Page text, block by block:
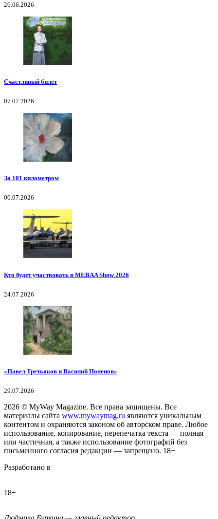
26.06.2026
Счастливый билет
07.07.2026
За 101 километром
06.07.2026
Кто будет участвовать в MEBAA Show 2026
24.07.2026
«Павел Третьяков и Василий Поленов»
29.07.2026
2026 © MyWay Magazine. Все права защищены. Все
материалы сайта www.mywaymag.ru являются уникальным
контентом и охраняются законом об авторском праве. Любое
использование, копирование, перепечатка текста — полная
или частичная, а также использование фотографий без
письменного согласия редакции — запрещено. 18+
Разработано в
18+